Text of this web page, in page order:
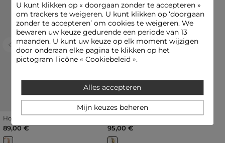
Previous Next
Horloge roze vrouw
89,00 €
Previous
95,00 €
U kunt klikken op « doorgaan zonder te accepteren»
om trackers te weigeren. U kunt klikken op ‘doorgaan
zonder te accepteren’ om cookies te weigeren. We
bewaren uw keuze gedurende een periode van 13
maanden. U kunt uw keuze op elk moment wijzigen
door onderaan elke pagina te klikken op het
pictogram l’icône « Cookiebeleid ».
Alles accepteren
Mijn keuzes beheren